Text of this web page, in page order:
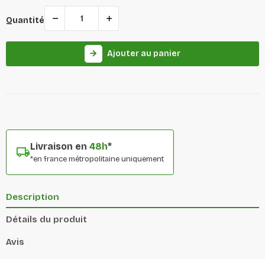
Quantité
arrow_forward Ajouter au panier
Livraison en 48h*
*en france métropolitaine uniquement
Description
Détails du produit
Avis